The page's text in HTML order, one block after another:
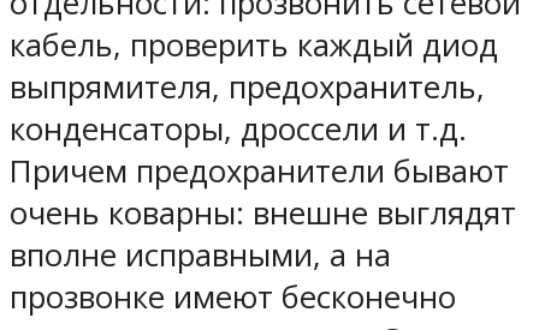
кабель, проверить каждый диод
выпрямителя, предохранитель,
конденсаторы, дроссели и т.д.
Причем предохранители бывают
очень коварны: внешне выглядят
вполне исправными, а на
прозвонке имеют бесконечно